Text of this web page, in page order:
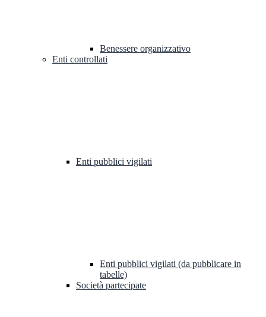
Benessere organizzativo
Enti controllati
Enti pubblici vigilati
Enti pubblici vigilati (da pubblicare in
tabelle)
Società partecipate